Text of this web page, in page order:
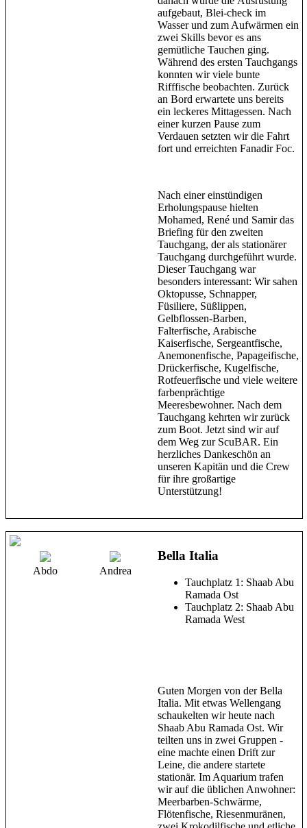
aufgebaut, Blei-check im
Wasser und zum Aufwärmen ein
zwei Skills bevor es ans
gemütliche Tauchen ging.
Während des ersten Tauchgangs
konnten wir viele bunte
Rifffische beobachten. Zurück
an Bord erwartete uns bereits
ein leckeres Mittagessen. Nach
einer kurzen Pause zum
Verdauen setzten wir die Fahrt
fort und erreichten Fanadir Foc.
Nach einer einstündigen
Erholungspause hielten
Mohamed, René und Samir das
Briefing für den zweiten
Tauchgang, der als stationärer
Tauchgang durchgeführt wurde.
Dieser Tauchgang war
besonders interessant: Wir sahen
Oktopusse, Schnapper,
Füsiliere, Süßlippen,
Gelbflossen-Barben,
Falterfische, Arabische
Kaiserfische, Sergeantfische,
Anemonenfische, Papageifische,
Drückerfische, Kugelfische,
Rotfeuerfische und viele weitere
farbenprächtige
Meeresbewohner. Nach dem
Tauchgang kehrten wir zurück
zum Boot. Jetzt sind wir auf
dem Weg zur ScuBAR. Ein
herzliches Dankeschön an
unseren Kapitän und die Crew
für ihre großartige
Unterstützung!
Abdo Andrea
Bella Italia
Tauchplatz 1: Shaab Abu
Ramada Ost
Tauchplatz 2: Shaab Abu
Ramada West
Guten Morgen von der Bella
Italia. Mit etwas Wellengang
schaukelten wir heute nach
Shaab Abu Ramada Ost. Wir
teilten uns in zwei Gruppen -
eine machte einen Drift zur
Leine, die andere startete
stationär. Im Aquarium trafen
wir auf die üblichen Anwohner:
Meerbarben-Schwärme,
Flötenfische, Riesenmuränen,